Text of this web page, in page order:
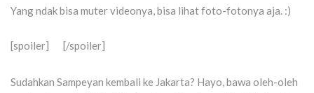
Yang ndak bisa muter videonya, bisa lihat foto-fotonya aja. :)
[spoiler] [/spoiler]
Sudahkan Sampeyan kembali ke Jakarta? Hayo, bawa oleh-oleh